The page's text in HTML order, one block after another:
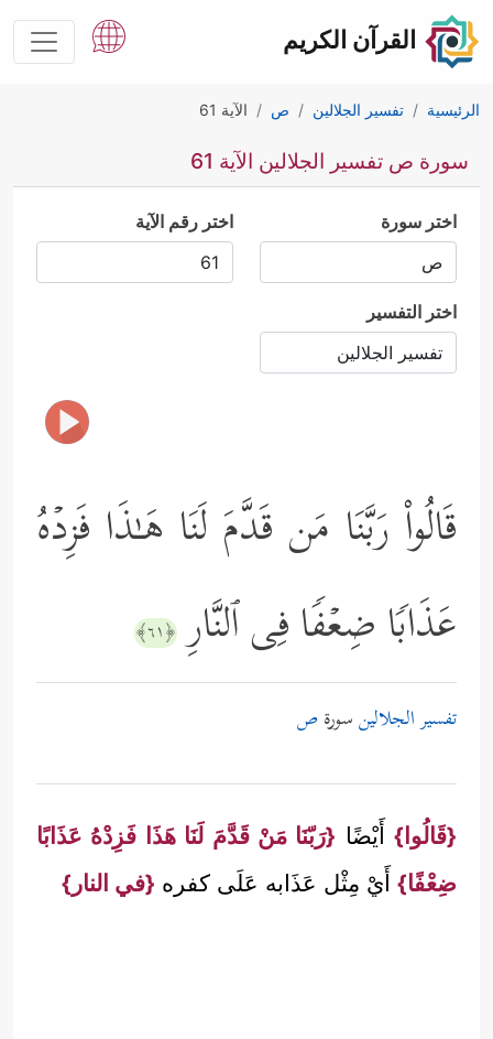
القرآن الكريم
الرئيسية تفسير الجلالين ص الآية 61
سورة ص تفسير الجلالين الآية 61
اختر سورة اختر رقم الآية
اختر التفسير
قَالُواْ رَبَّنَا مَن قَدَّمَ لَنَا هَـٰذَا فَزِدۡهُ
عَذَابࣰا ضِعۡفࣰا فِی ٱلنَّارِ ﴿٦١﴾
تفسير الجلالينسورة ص
{قَالُوا} أَيْضًا {رَبّنَا مَنْ قَدَّمَ لَنَا هَذَا فَزِدْهُ عَذَابًا
ضِعْفًا} أَيْ مِثْل عَذَابه عَلَى كفره {في النار}